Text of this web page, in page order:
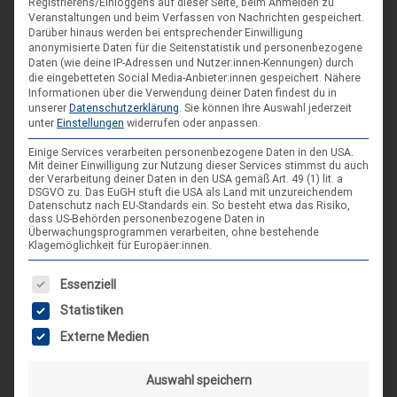
DIE NÄCHSTEN VERANSTALTUNGEN
ARR|JEL Sommertreffen 2026
21. Aug. 26
Hameln
Veranstaltungen und beim Verfassen von Nachrichten gespeichert.
Darüber hinaus werden bei entsprechender Einwilligung
anonymisierte Daten für die Seitenstatistik und personenbezogene
Daten (wie deine IP-Adressen und Nutzer:innen-Kennungen) durch
die eingebetteten Social Media-Anbieter:innen gespeichert. Nähere
Informationen über die Verwendung deiner Daten findest du in
unserer Datenschutzerklärung Sie können Ihre Auswahl jederzeit
unter Einstellungen widerrufen oder anpassen.
Einige Services verarbeiten personenbezogene Daten in den USA.
Mit deiner Einwilligung zur Nutzung dieser Services stimmst du auch
der Verarbeitung deiner Daten in den USA gemäß Art. 49 (1) lit. a
DSGVO zu. Das EuGH stuft die USA als Land mit unzureichendem
Datenschutz nach EU-Standards ein. So besteht etwa das Risiko,
dass US-Behörden personenbezogene Daten in
Überwachungsprogrammen verarbeiten, ohne bestehende
Klagemöglichkeit für Europäer:innen.
Es folgt eine Liste der Service-Gruppen, für die eine
Essenziell
Statistiken
Externe Medien
Auswahl speichern